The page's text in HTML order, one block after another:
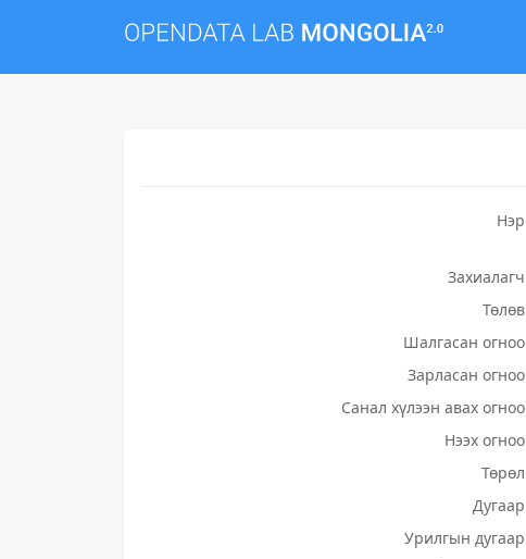
Нэр
Захиалагч
Төлөв
Шалгасан огноо
Зарласан огноо
Санал хүлээн авах огноо
Нээх огноо
Төрөл
Дугаар
Урилгын дугаар